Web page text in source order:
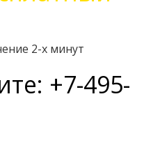
2-х минут
+7-495-